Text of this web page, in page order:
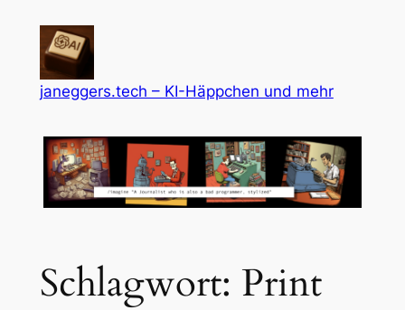
springen
janeggers.tech – KI-Häppchen und mehr
Schlagwort: Print